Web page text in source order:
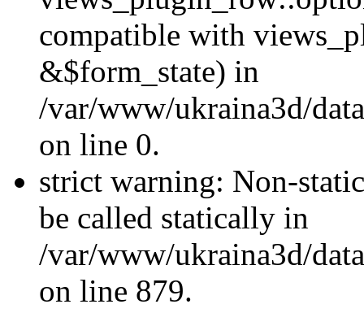
compatible with
&$form_state) in
/var/www/ukraina3d/
on line 0.
strict warning: Non-
be called statically in
/var/www/ukraina3d/
on line 879.